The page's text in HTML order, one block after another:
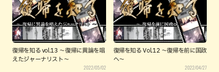
復帰を知る vol.13 ～復帰に異論を唱
えたジャーナリスト～
2022/05/02
復帰を知る Vol.12 〜復帰を前に国政
へ〜
2022/04/27